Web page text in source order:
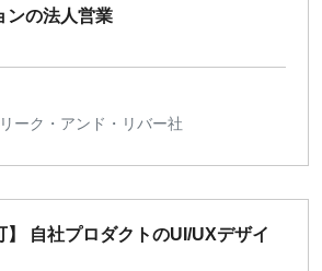
ンの法人営業
ーク・アンド・リバー社
】 自社プロダクトのUI/UXデザイ